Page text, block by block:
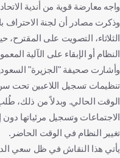
واجه معارضة قوية من أندية
وذكرت مصادر أن لجنة الاحتراف
الثلاثاء، التصويت على المقترح،
النظام أو الإبقاء على الآلية
وأشارت صحيفة "الجزيرة"
الوقت الحالي. وبدلاً من ذلك،
الاجتماعات وتسجيل مرئياتها
تغيير النظام في الوقت الحاضر.
يأتي هذا النقاش في ظل سعي